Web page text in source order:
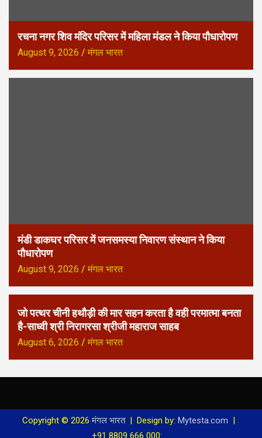
रचना नगर शिव मंदिर परिसर में महिला मंडल ने किया पौधारोपण
August 9, 2026 मंगल भारत
मंडी डाकघर परिसर में जनसमस्या निवारण संस्थान ने किया
पौधारोपण
August 9, 2026 मंगल भारत
जो पत्थर चीनी हथौड़ी की मार सहन करता है वही परमात्मा बनता
है-साध्वी श्री निरागरसा श्रीजी महाराज साहब
August 6, 2026 मंगल भारत
Copyright © 2026मंगल भारत Design by: Mytesta.com
+91 8809 666 000: